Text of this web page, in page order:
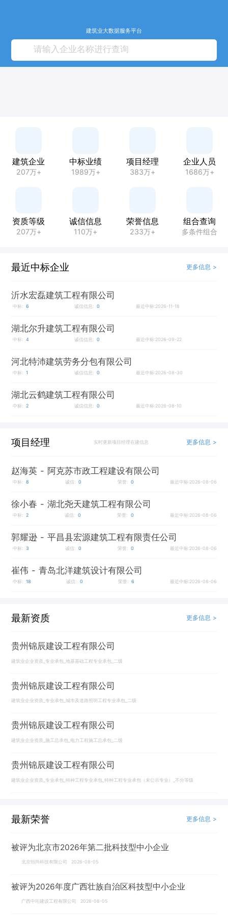
建筑业大数据服务平台
建筑企业
207万+
中标业绩
1989万+
项目经理
383万+
企业人员
1686万+
资质等级
207万+
诚信信息
110万+
荣誉信息
233万+
组合查询
多条件组合
最近中标企业 更多信息 >
沂水宏磊建筑工程有限公司
中标: 6 诚信信息: 0 最近中标:2026-11-18
湖北尔升建筑工程有限公司
中标: 4 诚信信息: 0 最近中标:2026-09-22
河北特沛建筑劳务分包有限公司
中标: 1 诚信信息: 0 最近中标:2026-08-30
湖北云鹤建筑工程有限公司
中标: 2 诚信信息: 0 最近中标:2026-08-10
项目经理 实时更新项目经理在建信息 更多信息 >
赵海英 - 阿克苏市政工程建设有限公司
中标: 8 诚信: 0 荣誉: 0 最近中标:2026-08-06
徐小春 - 湖北尧天建筑工程有限公司
中标: 2 诚信: 0 荣誉: 0 最近中标:2026-08-06
郭耀逊 - 平昌县宏源建筑工程有限责任公司
中标: 3 诚信: 0 荣誉: 0 最近中标:2026-08-06
崔伟 - 青岛北洋建筑设计有限公司
中标: 18 诚信: 0 荣誉: 6 最近中标:2026-08-06
最新资质 更多信息 >
贵州锦辰建设工程有限公司
建筑业企业资质_专业承包_地基基础工程专业承包_二级
贵州锦辰建设工程有限公司
建筑业企业资质_专业承包_城市及道路照明工程专业承包_二级
贵州锦辰建设工程有限公司
建筑业企业资质_施工总承包_电力工程施工总承包_二级
贵州锦辰建设工程有限公司
建筑业企业资质_专业承包_特种工程专业承包_特种工程专业承包（未公示专业）_不分等级
最新荣誉 更多信息 >
被评为北京市2026年第二批科技型中小企业
北京恒尚科技有限公司 2026-08-05
被评为2026年度广西壮族自治区科技型中小企业
广西中珩建设工程有限公司 2026-08-05